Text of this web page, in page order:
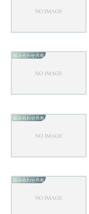
組み合わせ共有
組み合わせ共有
組み合わせ共有